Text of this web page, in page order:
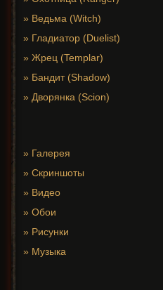
» Ведьма (Witch)
» Гладиатор (Duelist)
» Жрец (Templar)
» Бандит (Shadow)
» Дворянка (Scion)
» Галерея
» Скриншоты
» Видео
» Обои
» Рисунки
» Музыка